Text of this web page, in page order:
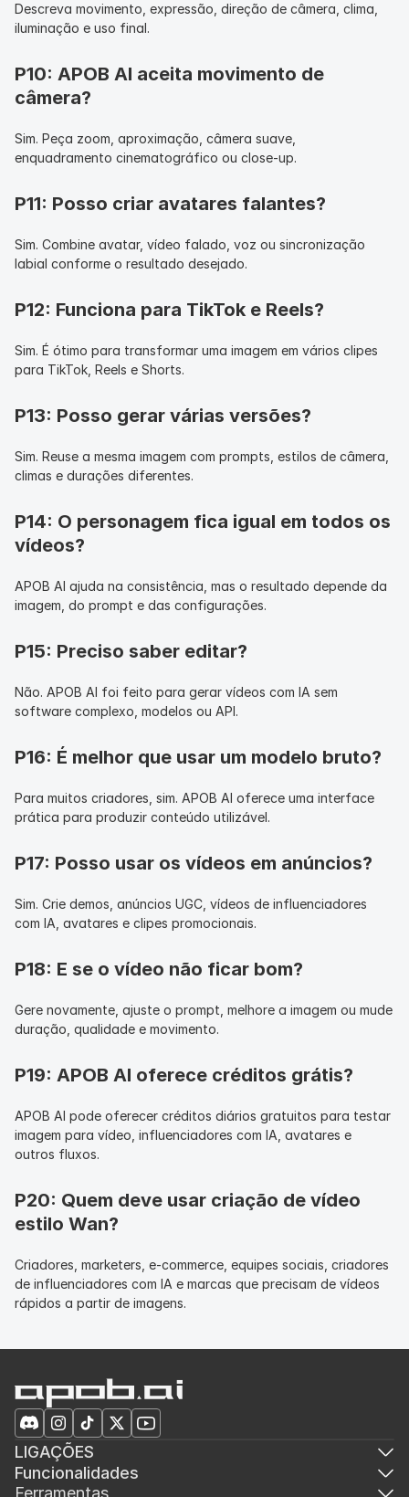
Descreva movimento, expressão, direção de câmera, clima,
iluminação e uso final.
P10: APOB AI aceita movimento de
câmera?
Sim. Peça zoom, aproximação, câmera suave,
enquadramento cinematográfico ou close-up.
P11: Posso criar avatares falantes?
Sim. Combine avatar, vídeo falado, voz ou sincronização
labial conforme o resultado desejado.
P12: Funciona para TikTok e Reels?
Sim. É ótimo para transformar uma imagem em vários clipes
para TikTok, Reels e Shorts.
P13: Posso gerar várias versões?
Sim. Reuse a mesma imagem com prompts, estilos de câmera,
climas e durações diferentes.
P14: O personagem fica igual em todos os
vídeos?
APOB AI ajuda na consistência, mas o resultado depende da
imagem, do prompt e das configurações.
P15: Preciso saber editar?
Não. APOB AI foi feito para gerar vídeos com IA sem
software complexo, modelos ou API.
P16: É melhor que usar um modelo bruto?
Para muitos criadores, sim. APOB AI oferece uma interface
prática para produzir conteúdo utilizável.
P17: Posso usar os vídeos em anúncios?
Sim. Crie demos, anúncios UGC, vídeos de influenciadores
com IA, avatares e clipes promocionais.
P18: E se o vídeo não ficar bom?
Gere novamente, ajuste o prompt, melhore a imagem ou mude
duração, qualidade e movimento.
P19: APOB AI oferece créditos grátis?
APOB AI pode oferecer créditos diários gratuitos para testar
imagem para vídeo, influenciadores com IA, avatares e
outros fluxos.
P20: Quem deve usar criação de vídeo
estilo Wan?
Criadores, marketers, e-commerce, equipes sociais, criadores
de influenciadores com IA e marcas que precisam de vídeos
rápidos a partir de imagens.
LIGAÇÕES
Funcionalidades
Ferramentas